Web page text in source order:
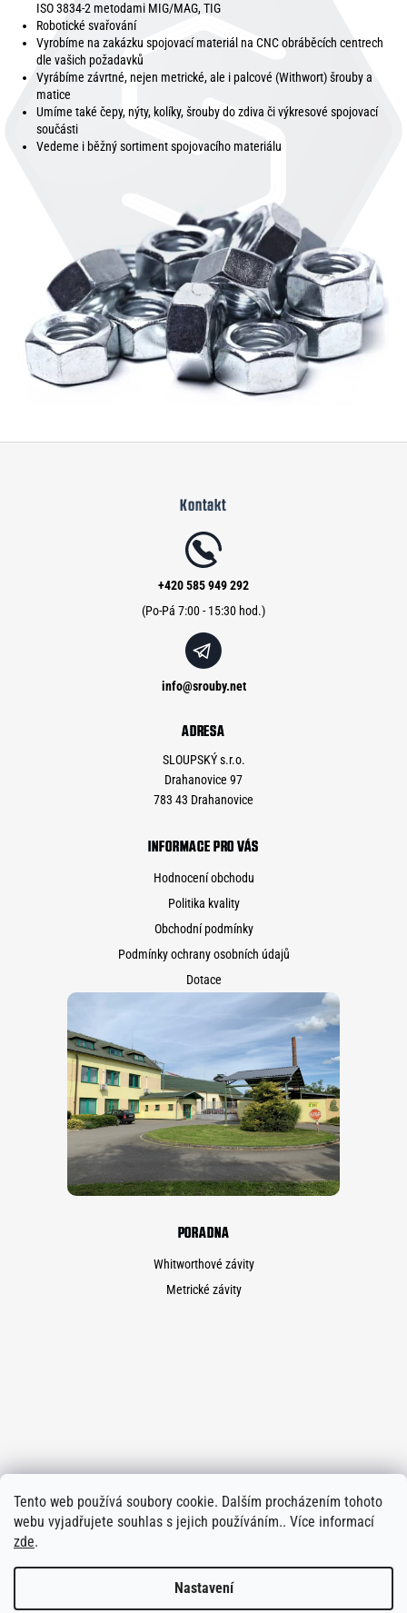
Tento web používá soubory cookie. Dalším procházením tohoto
webu vyjadřujete souhlas s jejich používáním.. Více informací
zde.
Nastavení
ISO 3834-2 metodami MIG/MAG, TIG
Robotické svařování
Vyrobíme na zakázku spojovací materiál na CNC obráběcích centrech
dle vašich požadavků
Vyrábíme závrtné, nejen metrické, ale i palcové (Withwort) šrouby a
matice
Umíme také čepy, nýty, kolíky, šrouby do zdiva či výkresové spojovací
součásti
Vedeme i běžný sortiment spojovacího materiálu
Kontakt
info@srouby.net
+420 585 949 292
ADRESA
SLOUPSKÝ s.r.o.
Drahanovice 97
783 43 Drahanovice
INFORMACE PRO VÁS
Hodnocení obchodu
Politika kvality
Obchodní podmínky
Podmínky ochrany osobních údajů
Dotace
PORADNA
Whitworthové závity
Metrické závity